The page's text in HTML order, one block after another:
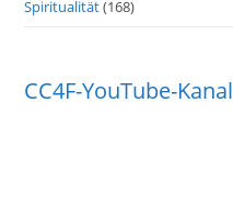
Spiritualität(168)
CC4F-YouTube-Kanal